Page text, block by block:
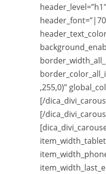
header_level=”h1″
,255,0)”
[/
[/